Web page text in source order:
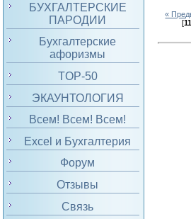
БУХГАЛТЕРСКИЕ
ПАРОДИИ
Бухгалтерские
афоризмы
TOP-50
ЭКАУНТОЛОГИЯ
Всем! Всем! Всем!
Excel и Бухгалтерия
Форум
Отзывы
Связь
«
[